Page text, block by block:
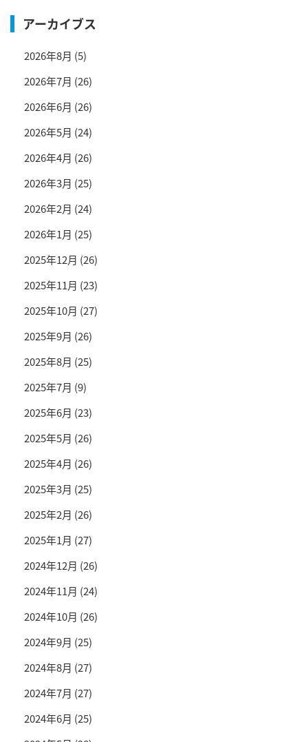
アーカイブス
2026年8月 (5)
2026年7月 (26)
2026年6月 (26)
2026年5月 (24)
2026年4月 (26)
2026年3月 (25)
2026年2月 (24)
2026年1月 (25)
2025年12月 (26)
2025年11月 (23)
2025年10月 (27)
2025年9月 (26)
2025年8月 (25)
2025年7月 (9)
2025年6月 (23)
2025年5月 (26)
2025年4月 (26)
2025年3月 (25)
2025年2月 (26)
2025年1月 (27)
2024年12月 (26)
2024年11月 (24)
2024年10月 (26)
2024年9月 (25)
2024年8月 (27)
2024年7月 (27)
2024年6月 (25)